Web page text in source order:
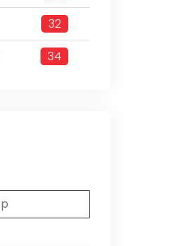
32
34